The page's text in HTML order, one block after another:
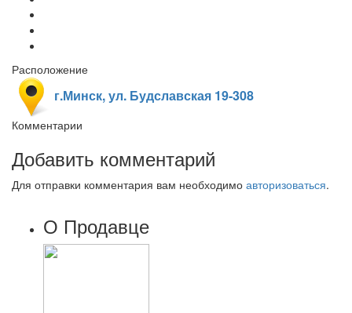
Расположение
г.Минск, ул. Будславская 19-308
Комментарии
Добавить комментарий
Для отправки комментария вам необходимо авторизоваться.
О Продавце